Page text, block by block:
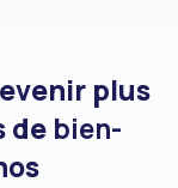
plus
de bien-